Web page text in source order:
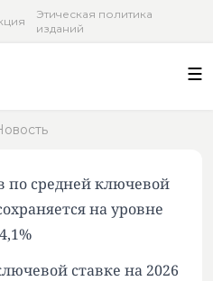
Этическая политика
изданий
по средней ключевой
на уровне
ставке на 2026